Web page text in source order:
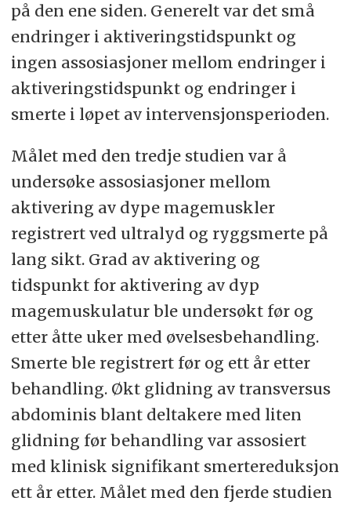
på den ene siden. Generelt var det små
endringer i aktiveringstidspunkt og
ingen assosiasjoner mellom endringer i
aktiveringstidspunkt og endringer i
smerte i løpet av intervensjonsperioden.
Målet med den tredje studien var å
undersøke assosiasjoner mellom
aktivering av dype magemuskler
registrert ved ultralyd og ryggsmerte på
lang sikt. Grad av aktivering og
tidspunkt for aktivering av dyp
magemuskulatur ble undersøkt før og
etter åtte uker med øvelsesbehandling.
Smerte ble registrert før og ett år etter
behandling. Økt glidning av transversus
abdominis blant deltakere med liten
glidning før behandling var assosiert
med klinisk signifikant smertereduksjon
ett år etter. Målet med den fjerde studien